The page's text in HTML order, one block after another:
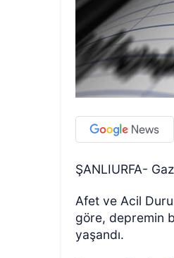
ŞANLIURFA-
Afet ve Acil
göre, depremin
yaşandı.